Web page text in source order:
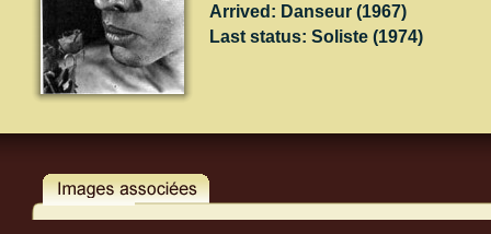
Arrived: Danseur (1967)
Last status: Soliste (1974)